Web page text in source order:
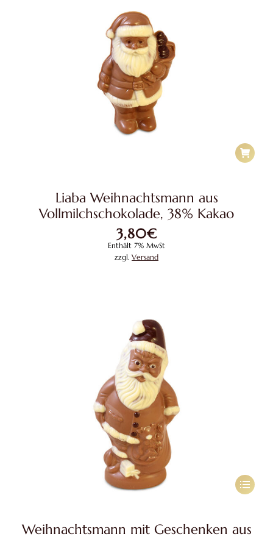
Liaba Weihnachtsmann aus
Vollmilchschokolade, 38% Kakao
3,80€
Enthält 7% MwSt
zzgl. Versand
Dieses
mehrere
Weihnachtsmann mit Geschenken aus